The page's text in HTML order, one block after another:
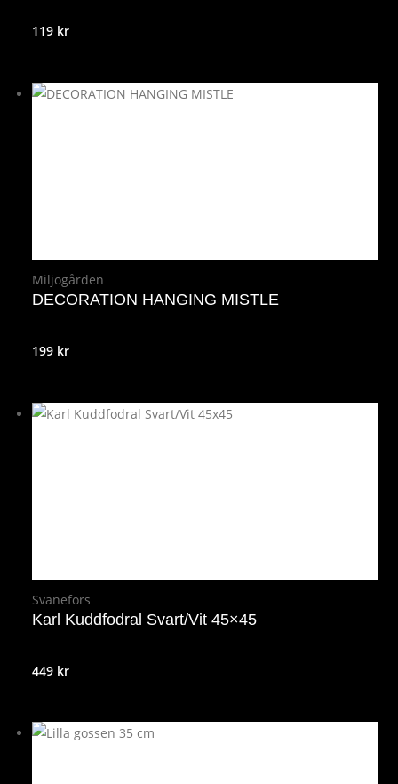
119 kr
Miljögården
DECORATION HANGING MISTLE
199 kr
Svanefors
Karl Kuddfodral Svart/Vit 45×45
449 kr